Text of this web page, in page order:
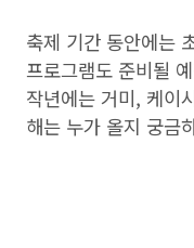
축제 기간 동안에는
프로그램도 준비될
작년에는 거미, 케이
해는 누가 올지 궁금